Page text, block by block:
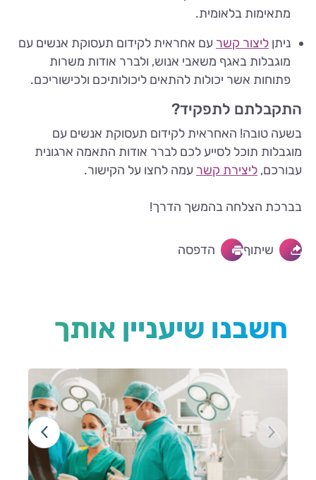
מתאימות בלאומית.
ניתן ליצור קשר עם אחראית לקידום תעסוקת אנשים עם
מוגבלות באגף משאבי אנוש, ולברר אודות משרות
פתוחות אשר יכולות להתאים ליכולותיכם ולכישוריכם.
התקבלתם לתפקיד?
בשעה טובה! האחראית לקידום תעסוקת אנשים עם
מוגבלות תוכל לסייע לכם לברר אודות התאמה ארגונית
עבורכם, ליצירת קשר עמה לחצו על הקישור.
בברכת הצלחה בהמשך הדרך!
שיתוף הדפסה
חשבנו שיעניין אותך